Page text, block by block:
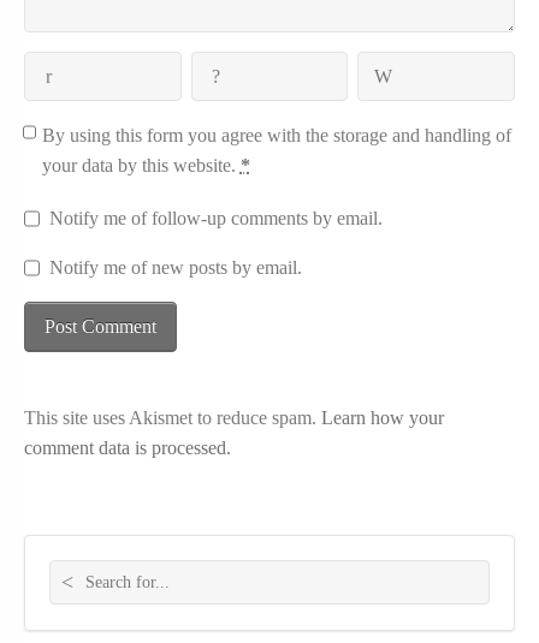
By using this form you agree with the storage and handling of
your data by this website. *
Notify me of follow-up comments by email.
Notify me of new posts by email.
This site uses Akismet to reduce spam. Learn how your
comment data is processed.
Search for: